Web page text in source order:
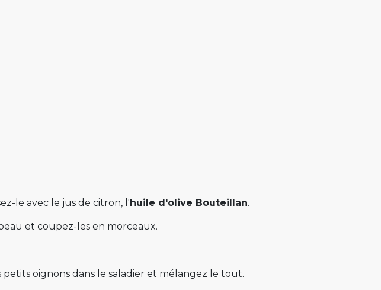
le avec le jus de citron, l' huile d'olive Bouteillan.
et coupez-les en morceaux.
petits oignons dans le saladier et mélangez le tout.